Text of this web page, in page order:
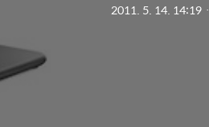
2011. 5. 14. 14:19ㆍ